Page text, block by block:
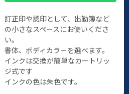
訂正印や認印として、出勤簿など
の小さなスペースにお使いくださ
い。
書体、ボディカラーを選べます。
インクは交換が簡単なカートリッ
ジ式です
インクの色は朱色です。